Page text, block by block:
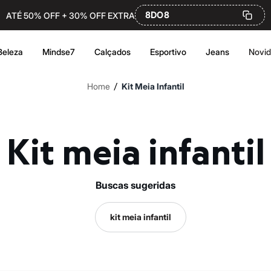
ATÉ 50% OFF + 30% OFF EXTRA 8DO8
Mindse7 Calçados Esportivo Jeans
Home / Kit Meia Infantil
Kit meia infantil
buscas sugeridas
kit meia infantil